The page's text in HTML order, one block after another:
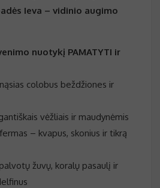
Ieva – vidinio augimo
nuotykį PAMATYTI ir
colobus beždžiones ir
vėžliais ir maudynėmis
– kvapus, skonius ir tikrą
žuvų, koralų pasaulį ir